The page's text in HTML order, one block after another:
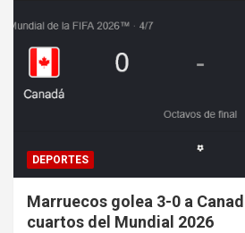
DEPORTES
Marruecos golea 3-0 a
cuartos del Mundial 2026